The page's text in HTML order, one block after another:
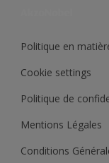
Politique en
Cookie settings
Politique de
Mentions Légales
Conditions